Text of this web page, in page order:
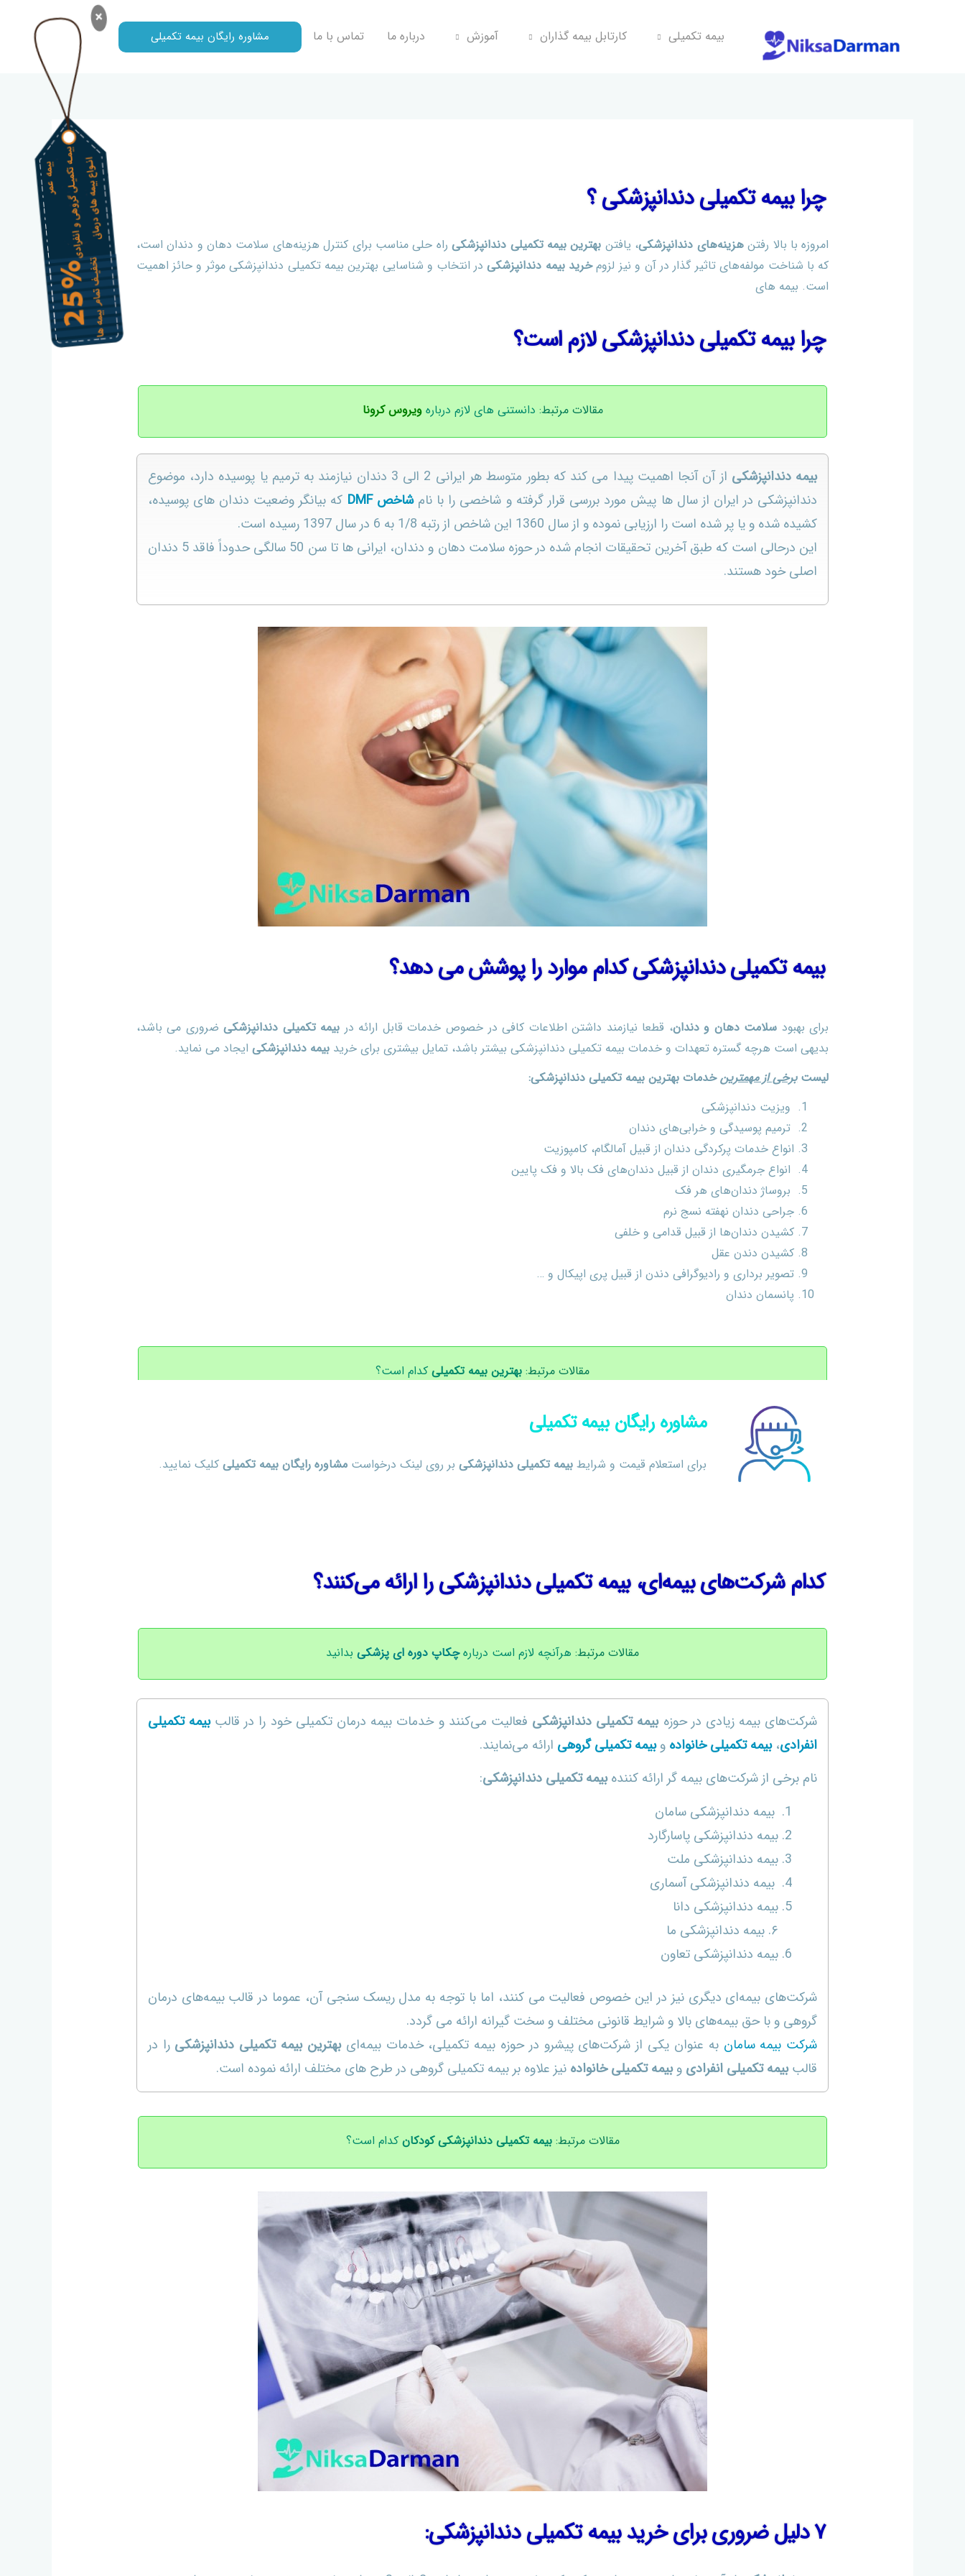
×
بیمه تکمیلی کارتابل بیمه گذاران آموزش درباره ما تماس با ما مشاوره رایگان بیمه تکمیلی
بیمه تکمیلی دندانپزشکی
چرا بیمه تکمیلی دندانپزشکی ؟
امروزه با بالا رفتنهزینه‌های دندانپزشکی، یافتن بهترین بیمه تکمیلی دندانپزشکیراه حلی مناسب برای کنترل هزینه‌های سلامت دهان و دندان است،
که با شناخت مولفه‌های تاثیر گذار در آن و نیز لزومخرید بیمه دندانپزشکیدر انتخاب و شناسایی بهترین بیمه تکمیلی دندانپزشکی موثر و حائز اهمیت
است. بیمه های
چرا بیمه تکمیلی دندانپزشکی لازم است؟
مقالات مرتبط: دانستنی های لازم درباره ویروس کرونا
بیمه دندانپزشکی
از آن آنجا اهمیت پیدا می کند که بطور متوسط هر ایرانی 2 الی 3 دندان نیازمند به ترمیم یا پوسیده دارد، موضوع
دندانپزشکی در ایران از سال ها پیش مورد بررسی قرار گرفته و شاخصی را با نامشاخص DMF
که بیانگر وضعیت دندان های پوسیده،
کشیده شده و یا پر شده است را ارزیابی نموده و از سال 1360 این شاخص از رتبه 1/8 به 6 در سال 1397 رسیده است.
این درحالی است که طبق آخرین تحقیقات انجام شده در حوزه سلامت دهان و دندان، ایرانی ها تا سن 50 سالگی حدوداً فاقد 5 دندان
اصلی خود هستند.
بیمه تکمیلی دندانپزشکی کدام موارد را پوشش می دهد؟
برای بهبود سلامت دهان و دندان، قطعا نیازمند داشتن اطلاعات کافی در خصوص خدمات قابل ارائه در بیمه تکمیلی دندانپزشکیضروری می باشد،
بدیهی است هرچه گستره تعهدات و خدمات بیمه تکمیلی دندانپزشکی بیشتر باشد، تمایل بیشتری برای خرید بیمه دندانپزشکیایجاد می نماید.
لیستبرخی از مهمترینخدمات بهترین بیمه تکمیلی دندانپزشکی:
ویزیت دندانپزشکی
ترمیم پوسیدگی و خرابی‌های دندان
انواع خدمات پرکردگی دندان از قبیل آمالگام، کامپوزیت
انواع جرمگیری دندان از قبیل دندان‌های فک بالا و فک پایین
بروساژ دندان‌های هر فک
جراحی دندان نهفته نسج نرم
کشیدن دندان‌ها از قبیل قدامی و خلفی
کشیدن دندن عقل
تصویر برداری و رادیوگرافی دندن از قبیل پری اپیکال و …
پانسمان دندان
مقالات مرتبط: بهترین بیمه تکمیلی کدام است؟
مشاوره رایگان بیمه تکمیلی
برای استعلام قیمت و شرایط بیمه تکمیلی دندانپزشکی بر روی لینک درخواستمشاوره رایگان بیمه تکمیلی کلیک نمایید.
کدام شرکت‌های بیمه‌ای، بیمه تکمیلی دندانپزشکی را ارائه می‌کنند؟
مقالات مرتبط: هرآنچه لازم است دربارهچکاپ دوره ای پزشکی بدانید
شرکت‌های بیمه زیادی در حوزهبیمه تکمیلی دندانپزشکی فعالیت می‌کنند و خدمات بیمه درمان تکمیلی خود را در قالببیمه تکمیلی
انفرادی،بیمه تکمیلی خانواده وبیمه تکمیلی گروهی ارائه می‌نمایند.
نام برخی از شرکت‌های بیمه گر ارائه کنندهبیمه تکمیلی دندانپزشکی:
بیمه دندانپزشکی سامان
بیمه دندانپزشکی پاسارگارد
بیمه دندانپزشکی ملت
بیمه دندانپزشکی آسماری
بیمه دندانپزشکی دانا
۶. بیمه دندانپزشکی ما
بیمه دندانپزشکی تعاون
شرکت‌های بیمه‌ای دیگری نیز در این خصوص فعالیت می کنند، اما با توجه به مدل ریسک سنجی آن، عموما در قالب بیمه‌های درمان
گروهی و با حق بیمه‌های بالا و شرایط قانونی مختلف و سخت گیرانه ارائه می گردد.
شرکت بیمه سامان به عنوان یکی از شرکت‌های پیشرو در حوزه بیمه تکمیلی، خدمات بیمه‌ایبهترین بیمه تکمیلی دندانپزشکی را در
قالببیمه تکمیلی انفرادی وبیمه تکمیلی خانواده نیز علاوه بر بیمه تکمیلی گروهی در طرح های مختلف ارائه نموده است.
مقالات مرتبط: بیمه تکمیلی دندانپزشکی کودکانکدام است؟
۷ دلیل ضروری برای خرید بیمه تکمیلی دندانپزشکی: